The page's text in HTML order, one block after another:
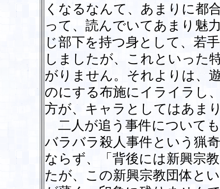
くなるなんて、あまりに都
って、読んでいてあまり魅
じ部下を持つ身として、若
しましたが、これといった
がりません。それよりは、
のにする布施にイライラし
方が、キャラとしてはあま
二人が追う事件について
バラバラ殺人事件という猟
ならず、「背後には新興宗
たが、この新興宗教団体と